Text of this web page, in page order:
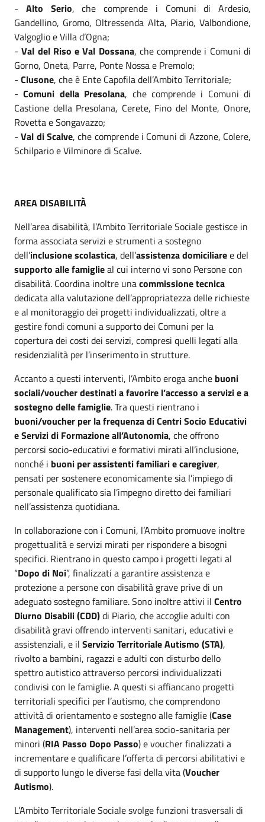
- Alto Serio, che comprende i Comuni di Ardesio,
Gandellino, Gromo, Oltressenda Alta, Piario, Valbondione,
Valgoglio e Villa d’Ogna;
-Val del Riso e Val Dossana, che comprende i Comuni di
Gorno, Oneta, Parre, Ponte Nossa e Premolo;
- Clusone, che è Ente Capofila dell’Ambito Territoriale;
-Comuni della Presolana, che comprende i Comuni di
Castione della Presolana, Cerete, Fino del Monte, Onore,
Rovetta e Songavazzo;
-Val di Scalve, che comprende i Comuni di Azzone, Colere,
Schilpario e Vilminore di Scalve.
AREA DISABILITÀ
Nell’area disabilità, l’Ambito Territoriale Sociale gestisce in
forma associata servizi e strumenti a sostegno
dell’inclusione scolastica, dell’assistenza domiciliaree del
supporto alle famiglieal cui interno vi sono Persone con
disabilità. Coordina inoltre unacommissione tecnica
dedicata alla valutazione dell’appropriatezza delle richieste
e al monitoraggio dei progetti individualizzati, oltre a
gestire fondi comuni a supporto dei Comuni per la
copertura dei costi dei servizi, compresi quelli legati alla
residenzialità per l’inserimento in strutture.
Accanto a questi interventi, l’Ambito eroga anche buoni
sociali/voucher destinati a favorire l’accesso a servizi e a
sostegno delle famiglie. Tra questi rientrano i
buoni/voucher per la frequenza di Centri Socio Educativi
e Servizi di Formazione all’Autonomia, che offrono
percorsi socio-educativi e formativi mirati all’inclusione,
nonché i buoni per assistenti familiari e caregiver,
pensati per sostenere economicamente sia l’impiego di
personale qualificato sia l’impegno diretto dei familiari
nell’assistenza quotidiana.
In collaborazione con i Comuni, l’Ambito promuove inoltre
progettualità e servizi mirati per rispondere a bisogni
specifici. Rientrano in questo campo i progetti legati al
“Dopo di Noi”, finalizzati a garantire assistenza e
protezione a persone con disabilità grave prive di un
adeguato sostegno familiare. Sono inoltre attivi il Centro
Diurno Disabili (CDD)di Piario, che accoglie adulti con
disabilità gravi offrendo interventi sanitari, educativi e
assistenziali, e il Servizio Territoriale Autismo (STA),
rivolto a bambini, ragazzi e adulti con disturbo dello
spettro autistico attraverso percorsi individualizzati
condivisi con le famiglie. A questi si affiancano progetti
territoriali specifici per l’autismo, che comprendono
attività di orientamento e sostegno alle famiglie (Case
Management), interventi nell’area socio-sanitaria per
minori (RIA Passo Dopo Passo) e voucher finalizzati a
incrementare e qualificare l’offerta di percorsi abilitativi e
di supporto lungo le diverse fasi della vita (Voucher
Autismo).
L’Ambito Territoriale Sociale svolge funzioni trasversali di